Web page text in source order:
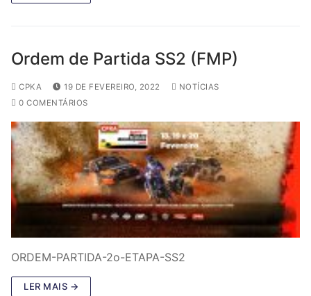
Ordem de Partida SS2 (FMP)
CPKA 19 DE FEVEREIRO, 2022
NOTÍCIAS
0 COMENTÁRIOS
ORDEM-PARTIDA-2o-ETAPA-SS2
LER MAIS →